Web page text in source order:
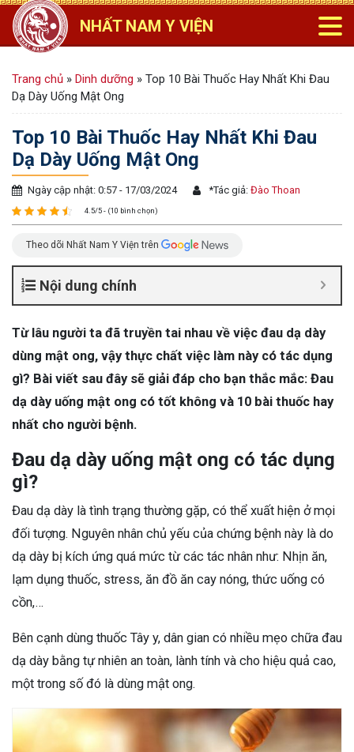
NHẤT NAM Y VIỆN
Trang chủ » Dinh dưỡng » Top 10 Bài Thuốc Hay Nhất Khi Đau
Dạ Dày Uống Mật Ong
Top 10 Bài Thuốc Hay Nhất Khi Đau
Dạ Dày Uống Mật Ong
Ngày cập nhật: 0:57 - 17/03/2024 *Tác giả: Đào Thoan
4.5/5 - (10 bình chọn)
Theo dõi Nhất Nam Y Viện trên
Nội dung chính
Từ lâu người ta đã truyền tai nhau về việc đau dạ dày
dùng mật ong, vậy thực chất việc làm này có tác dụng
gì? Bài viết sau đây sẽ giải đáp cho bạn thắc mắc: Đau
dạ dày uống mật ong có tốt không và 10 bài thuốc hay
nhất cho người bệnh.
Đau dạ dày uống mật ong có tác dụng
gì?
Đau dạ dày là tình trạng thường gặp, có thể xuất hiện ở mọi
đối tượng. Nguyên nhân chủ yếu của chứng bệnh này là do
dạ dày bị kích ứng quá mức từ các tác nhân như: Nhịn ăn,
lạm dụng thuốc, stress, ăn đồ ăn cay nóng, thức uống có
cồn,…
Bên cạnh dùng thuốc Tây y, dân gian có nhiều mẹo chữa đau
dạ dày bằng tự nhiên an toàn, lành tính và cho hiệu quả cao,
một trong số đó là dùng mật ong.